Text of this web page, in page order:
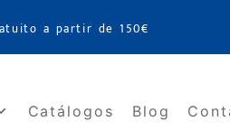
a partir de 150€
Catálogos Blog